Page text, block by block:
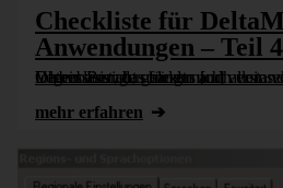
Checkliste für
Anwendungen – Teil
Ob ein Bericht gelesen und verstanden wird, ob er gar Taten folgen lässt, das hängt nicht allein von der Güte seiner Datenbasis ab, sondern auch von seiner Gestaltung. Viele Verbesserungen für das [...]
mehr erfahren